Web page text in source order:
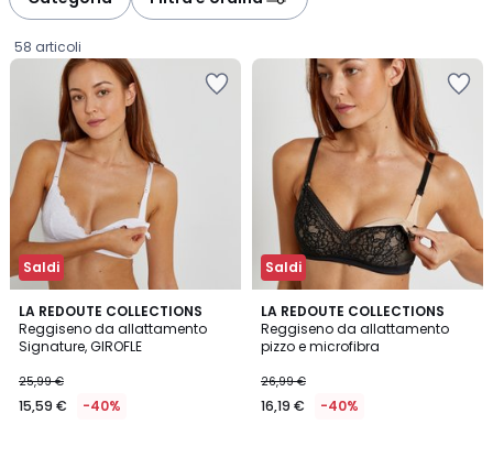
58 articoli
Saldi
LA REDOUTE COLLECTIONS
Reggiseno da allattamento
Signature, GIROFLE
€
Invece
25,99 €
15,59 € -40%
3,8
/ 5
Saldi
LA REDOUTE COLLECTIONS
Reggiseno da allattamento
pizzo e microfibra
26,99 €
16,19 € -40%
4,5
/ 5